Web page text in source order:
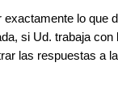
lo que
si Ud. trabaja con
las respuestas a